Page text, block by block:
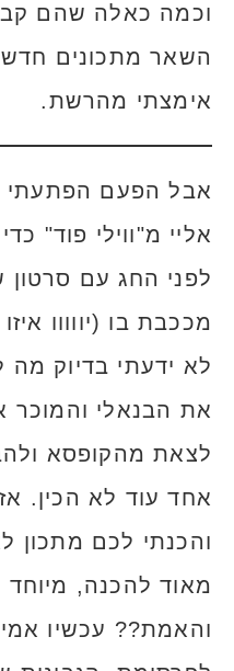
וכמה כאלה שהם
השאר מתכונים
אימצתי מהרשת.
אבל הפעם הפתעתי
אליי מ"ווילי פוד"
לפני החג עם סרטון
מככבת בו (יווווו
לא ידעתי בדיוק מה
את הבנאלי
לצאת מהקופסא
אחד עוד לא הכין.
והכנתי לכם מתכון
מאוד להכנה,
והאמת?? עכשיו